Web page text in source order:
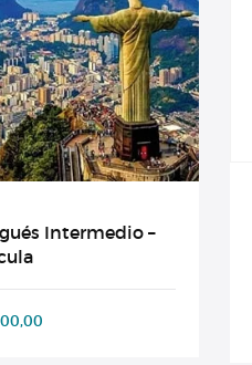
Intermedio –